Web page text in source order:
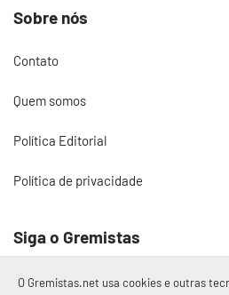
Sobre nós
Contato
Quem somos
Política Editorial
Política de privacidade
Siga o Gremistas
O Gremistas.net usa cookies e outras